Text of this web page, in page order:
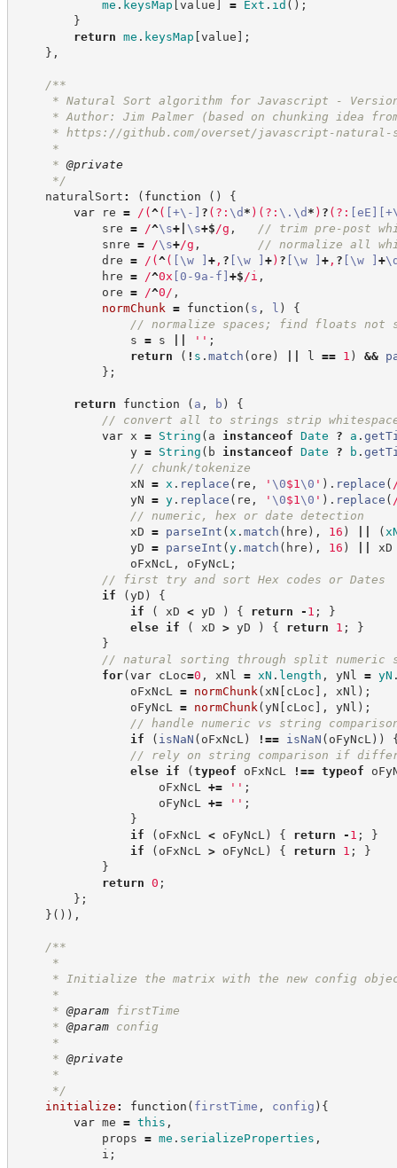
me . keysMap value = Ext . id ( ) ;
}
return me . keysMap [value ] ;
} ,
/**
* Natural Sort algorithm for Javascript - Version
* Author: Jim Palmer (based on chunking idea
* https://github.com/overset/javascript-
*
* @private
*/
naturalSort : ( function ( )
{
var re = / (^( [+\- ] ? (?: \d * ) (?: \. \d * ) ? (?: [eE ] [+
sre = /^\s+| \s+$ /g , // trim pre-post
snre = /\s+/g , // normalize all
dre = / (^( [ \w ] +, ? [ \w ] +) ? [ \w ] +, ? [ \w ] +
hre = /^0x [ 0-9a-f ] +$ /i ,
ore = /^0 / ,
normChunk = function ( s , l )
{
// normalize spaces; find floats
s = s ' ' ;
return
( ! s . match ( ore ) l == 1 ) &&
} ;
return function ( a , b )
{
// convert all to strings strip
var x = String ( a instanceof Date ? a .
y = String ( b instanceof Date ? b .
// chunk/tokenize
xN = x . replace ( re , ' \0$1 \0 ' ) . replace (
yN = y. replace ( re , ' \0$1 \0 ' ) . replace (
// numeric, hex or date detection
xD = parseInt ( x . match ( hre ) , 16 ) (
yD = parseInt (y. match ( hre ) , 16 )
oFxNcL , oFyNcL ;
// first try and sort Hex codes or Dates
if
(yD )
{
if
( xD < yD ) { return - 1 ;
}
else
if ( xD > yD ) { return 1 ;
}
}
// natural sorting through split numeric
for(var cLoc=0 , xNl = xN . length , yNl = yN
oFxNcL = normChunk ( xN [ cLoc ] , xNl ) ;
oFyNcL = normChunk (yN [ cLoc ] , yNl ) ;
// handle numeric vs string
if
( isNaN ( oFxNcL ) !== isNaN ( oFyNcL ) )
// rely on string comparison if
else
if (typeof oFxNcL !== typeof
oFxNcL += ' ' ;
oFyNcL += ' ' ;
}
if
( oFxNcL < oFyNcL ) { return - 1 ;
}
if
( oFxNcL > oFyNcL ) { return 1 ;
}
}
return 0 ;
} ;
} ( ) ) ,
/**
*
* Initialize the matrix with the new config
*
* @param firstTime
* @param config
*
* @private
*
*/
initialize : function ( firstTime , config ) {
var me = this ,
props = me . serializeProperties ,
i ;